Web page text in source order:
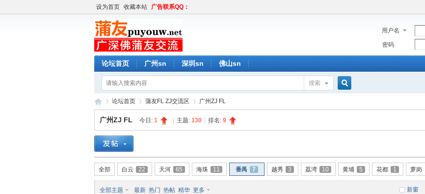
设为首页 收藏本站 广告联系QQ：
用户名
密码
论坛首页 广州sn 深圳sn 佛山sn
搜索
»
论坛首页 蒲友FL ZJ交流区 广州ZJ FL
广州ZJ FL 今日: 1 主题: 130 排名: 9
全部 白云 22 天河 65 海珠 11 番禺 7 越秀 3 荔湾 10 黄埔 5 花都 1 萝岗
新窗
全部主题 最新 热门 热帖 精华 更多